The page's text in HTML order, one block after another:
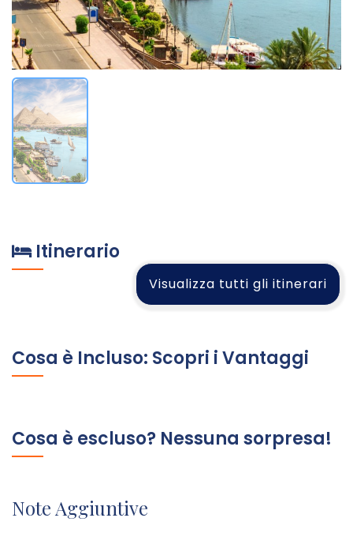
Itinerario
Visualizza tutti gli itinerari
Cosa è Incluso: Scopri i Vantaggi
Cosa è escluso? Nessuna sorpresa!
Note Aggiuntive